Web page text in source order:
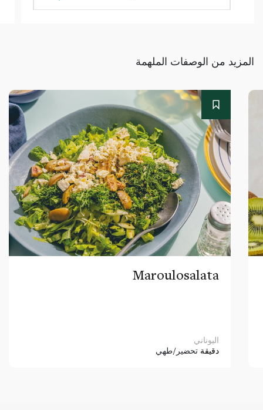
المزيد من الوصفات الملهمة
Maroulosalata
اليوناني
دقيقة تحضير/طهي